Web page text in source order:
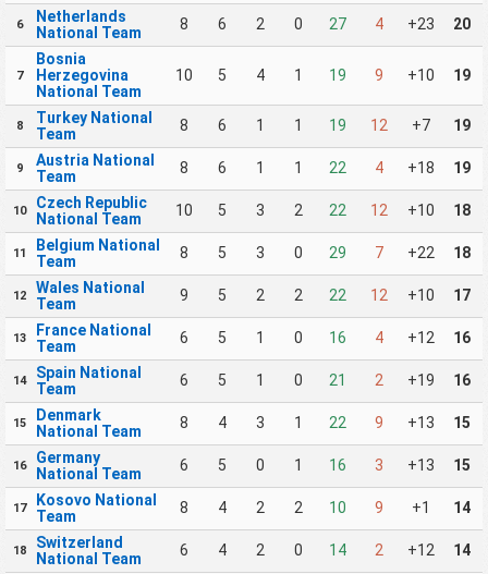
6
Netherlands
National Team
8 6 2 0 27 4 +23 20
7
Bosnia
Herzegovina
National Team
10 5 4 1 19 9 +10 19
8
Turkey National
Team
8 6 1 1 19 12 +7 19
9
Austria National
Team
8 6 1 1 22 4 +18 19
10
Czech Republic
National Team
10 5 3 2 22 12 +10 18
11
Belgium National
Team
8 5 3 0 29 7 +22 18
12
Wales National
Team
9 5 2 2 22 12 +10 17
13
France National
Team
6 5 1 0 16 4 +12 16
14
Spain National
Team
6 5 1 0 21 2 +19 16
15
Denmark
National Team
8 4 3 1 22 9 +13 15
16
Germany
National Team
6 5 0 1 16 3 +13 15
17
Kosovo National
Team
8 4 2 2 10 9 +1 14
18
Switzerland
National Team
6 4 2 0 14 2 +12 14